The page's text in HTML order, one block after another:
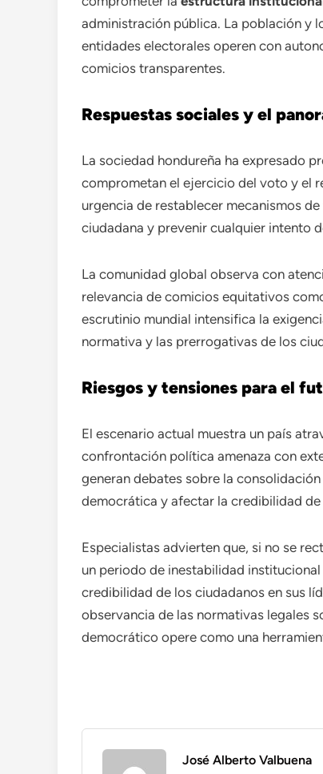
administración pública. La población y
entidades electorales operen con
comicios transparentes.
Respuestas sociales y el
La sociedad hondureña ha expresado
comprometan el ejercicio del voto y el
urgencia de restablecer mecanismos de
ciudadana y prevenir cualquier intento
La comunidad global observa con
relevancia de comicios equitativos
escrutinio mundial intensifica la
normativa y las prerrogativas de los
Riesgos y tensiones para el
El escenario actual muestra un país
confrontación política amenaza con
generan debates sobre la
democrática y afectar la credibilidad
Especialistas advierten que, si no se
un periodo de inestabilidad
credibilidad de los ciudadanos en sus
observancia de las normativas legales
democrático opere como una
José Alberto Valbuena